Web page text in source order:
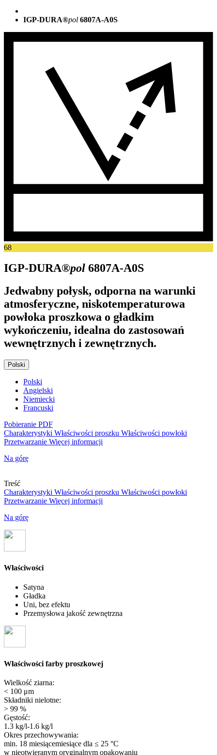
IGP-DURA®pol 6807A-A0S
68
IGP-DURA®pol 6807A-A0S
Jedwabny połysk, odporna na warunki
atmosferyczne, niskotemperaturowa
powłoka proszkowa o gładkim
wykończeniu, idealna do zastosowań
wewnętrznych i zewnętrznych.
Polski
Polski
Angielski
Niemiecki
Francuski
Pobieranie PDF
Charakterystyki Właściwości proszku Właściwości powłoki
Przetwarzanie Więcej informacji
Na górę
Treść
Charakterystyki Właściwości proszku Właściwości powłoki
Przetwarzanie Więcej informacji
Na górę
Właściwości
Satyna
Gładka
Uni, bez efektu
Przemysłowa jakość zewnętrzna
Właściwości farby proszkowej
Wielkość ziarna:
< 100 μm
Składniki nielotne:
> 99 %
Gęstość:
1.3 kg/l-1.6 kg/l
Okres przechowywania:
min. 18 miesiącemiesiące dla ≤ 25 °C
w nieotwieranym oryginalnym opakowaniu